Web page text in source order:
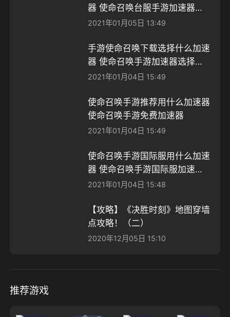
器 使命召唤台服手游加速器使
用指南
2021年01月05日 13:49
手游使命召唤下载选择什么加速
器 使命召唤手游加速器选择推
荐
2021年01月04日 15:49
使命召唤手游推荐用什么加速器
使命召唤手游免费加速器
2021年01月04日 15:49
使命召唤手游国际服用什么加速
器 使命召唤手游国际服加速器
推荐
2021年01月04日 15:48
【攻略】《决胜时刻》地图穿墙
点攻略！（二）
2020年12月05日 15:10
推荐游戏